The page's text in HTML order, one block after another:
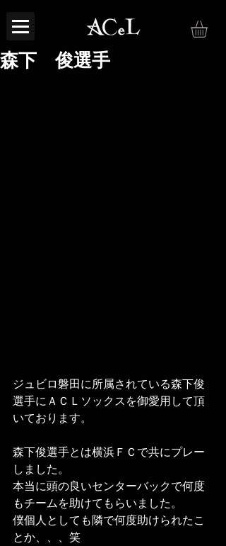
森下 俊選手
ジュビロ磐田に所属されている森下俊
選手にＡＣＬソックスを御愛用して頂
いております。
森下俊選手とは横浜ＦＣで共にプレー
しました。
本当に頭の良いセンターバックで何度
もチームを助けてもらいました。
僕個人としても隣で何度助けられたこ
とか、、、笑